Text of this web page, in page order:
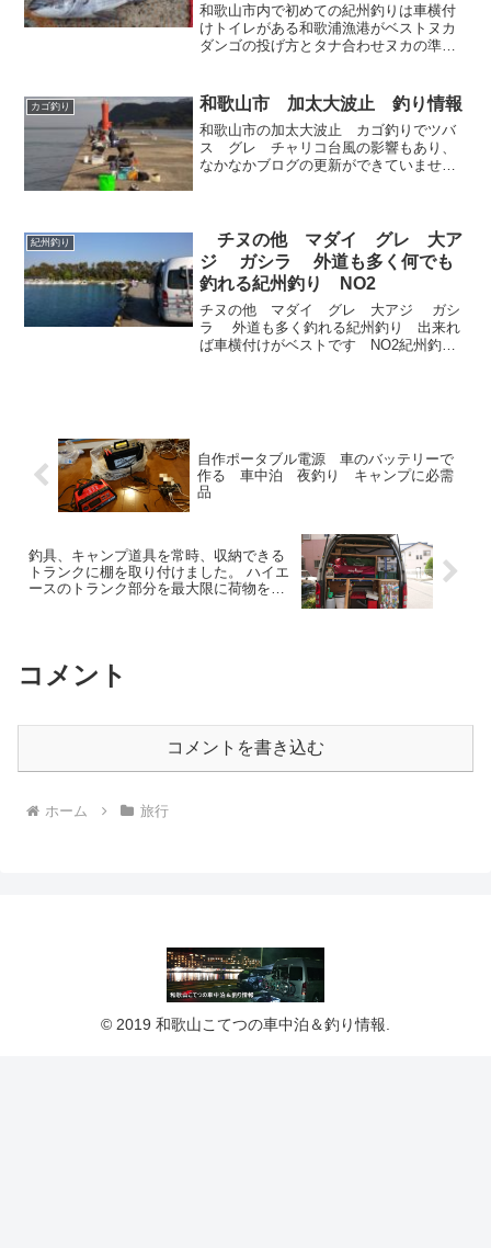
和歌山市内で初めての紀州釣りは車横付
けトイレがある和歌浦漁港がベストヌカ
ダンゴの投げ方とタナ合わせヌカの準備
っぽから針にかけて小みかんくらいの大
きさのヌカダンゴの中に包...
カゴ釣り 和歌山市 加太大波止 釣り情報
和歌山市の加太大波止 カゴ釣りでツバ
ス グレ チャリコ台風の影響もあり、
なかなかブログの更新ができていませ
で早速、連絡を取り詳しく聞...
紀州釣り
チヌの他 マダイ グレ 大ア
ジ ガシラ 外道も多く何でも
釣れる紀州釣り NO2
チヌの他 マダイ グレ 大アジ ガシ
ラ 外道も多く釣れる紀州釣り 出来れ
ば車横付けがベストです NO2紀州釣
自作ポータブル電源 車のバッテリーで
作る 車中泊 夜釣り キャンプに必需
品
釣具、キャンプ道具を常時、収納できる
トランクに棚を取り付けました。 ハイエ
ースのトランク部分を最大限に荷物を積
コメント
コメントを書き込む
ホーム 旅行
© 2019 和歌山こてつの車中泊＆釣り情報.